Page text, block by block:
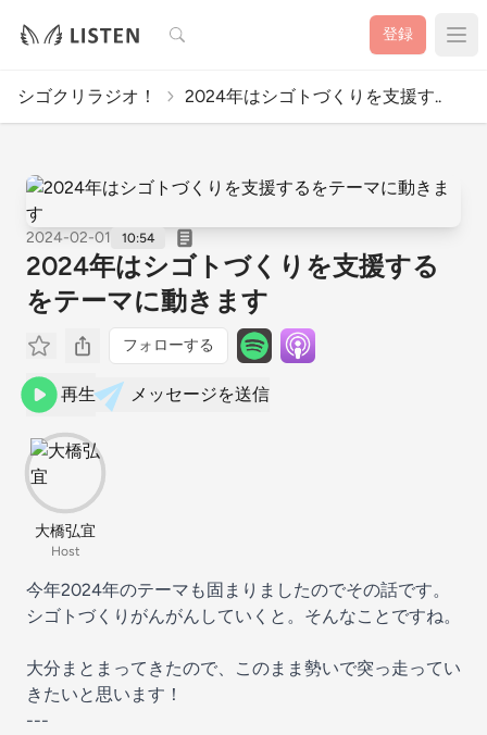
検索 登録
シゴクリラジオ！ 2024年はシゴトづくりを支援す..
2024-02-01 10:54
2024年はシゴトづくりを支援する
をテーマに動きます
フォローする
再生 メッセージを送信
大橋弘宜
Host
今年2024年のテーマも固まりましたのでその話です。
シゴトづくりがんがんしていくと。そんなことですね。
大分まとまってきたので、このまま勢いで突っ走ってい
きたいと思います！
---